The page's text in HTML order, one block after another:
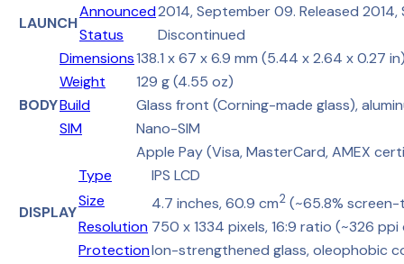
LAUNCH
Announced2014, September 09. Released 2014,
Status
Discontinued
BODY
Dimensions138.1 x 67 x 6.9 mm (5.44 x 2.64 x 0.27
Weight
129 g (4.55 oz)
Build
Glass front (Corning-made glass),
SIM
Nano-SIM
Apple Pay (Visa, MasterCard, AMEX
DISPLAY
Type
IPS LCD
Size
4.7 inches, 60.9 cm2 (~65.8%
Resolution 750 x 1334 pixels, 16:9 ratio (~326
ProtectionIon-strengthened glass, oleophobic